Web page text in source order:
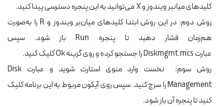
کلیدهای میانبر ویندوز و X می‌توانید به این پنجره دسترسی پیدا کنید.
روش دوم:
در این روش ابتدا کلیدهای میان‌بر ویندوز و R را به‌صورت
هم‌زمان فشار دهید تا پنجره Run باز شود.
سپس
عبارت Diskmgmt.mcs را جستجو کرده و روی گزینه Ok کلیک کنید.
روش سوم: نخست وارد منوی استارت شوید و عبارت Disk
Management را سرچ کنید. سپس روی آیکون مربوط به این برنامه کلیک
کنید تا پنجره‌ آن باز شود.